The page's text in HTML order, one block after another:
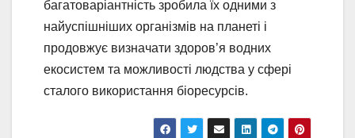
багатоваріантність зробила їх одними з
найуспішніших організмів на планеті і
продовжує визначати здоров’я водних
екосистем та можливості людства у сфері
сталого використання біоресурсів.